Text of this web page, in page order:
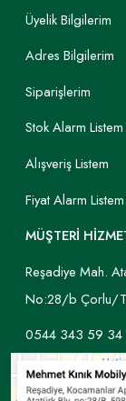
Üyelik Bilgilerim
Adres Bilgilerim
Siparişlerim
Stok Alarm Listem
Alışveriş Listem
Fiyat Alarm Listem
MÜŞTERİ
Reşadiye Mah.
No:28/b Çorlu/
0544 343 59 34